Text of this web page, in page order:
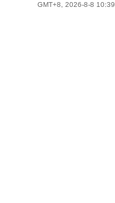
GMT+8, 2026-8-8 10:39